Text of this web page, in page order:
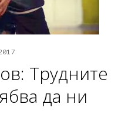
Трудните
да ни